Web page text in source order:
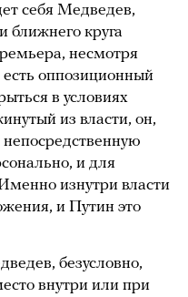
себя Медведев,
ближнего круга
несмотря
есть оппозиционный
в условиях
из власти, он,
непосредственную
и для
изнутри власти
и Путин это
безусловно,
внутри или при